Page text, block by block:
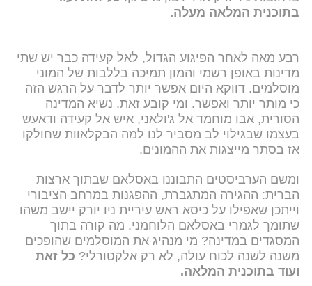
בתוכנית המלאה מעלה.
רבע מאה לאחר הפיגוע הגדול, לאל קעידה כבר יש שתי
מדינות באופן רשמי והמון תמיכה בללבות של המוני
מוסלמים. דווקא היום אפשר יותר לדבר על הרגש הזה
כי מותר יותר ואפשר. ומי קובע זאת. נשיא המדינה
הסורית, אבו מוחמד אל ג'ולאני, איש אל קעידה ודאעש
בעצמו שבגילוי לב מסביר לנו למה הבקלאוות שחולקו
אז בסתר מייצגות את ההמונים.
ומשם הערביסטים התבוננו באסלאם שבתוך ארצות
הברית: ההגירה המתגברת, ההפגנות במרחב הציבורי
וייתכן שאפילו על כיסא ראש עיריית ניו יורק יישב משהו
שתומך לגמרי באסלאם הלוחמני. מה קורה בתוך
המסגדים במדינה? מי מנהיג את המוסלמים שהופכים
משנה לשנה לכוח עולה, לא רק אלקטורלי? כל זאת
ועוד בתוכנית המלאה.